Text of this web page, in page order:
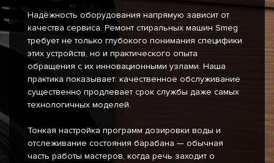
Надёжность оборудования напрямую зависит от
качества сервиса. Ремонт стиральных машин Smeg
требует не только глубокого понимания специфики
этих устройств, но и практического опыта
обращения с их инновационными узлами. Наша
практика показывает: качественное обслуживание
существенно продлевает срок службы даже самых
технологичных моделей.
Тонкая настройка программ дозировки воды и
отслеживание состояния барабана — обычная
часть работы мастеров, когда речь заходит о